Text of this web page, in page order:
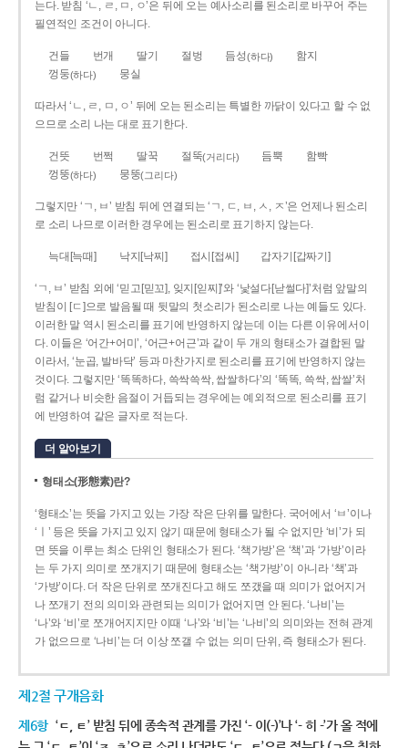
는다. 받침 ‘ㄴ, ㄹ, ㅁ, ㅇ’은 뒤에 오는 예사소리를 된소리로 바꾸어 주는
필연적인 조건이 아니다.
건들 번개 딸기 절벙 듬성(하다)
함지
껑둥(하다) 뭉실
따라서 ‘ㄴ, ㄹ, ㅁ, ㅇ’ 뒤에 오는 된소리는 특별한 까닭이 있다고 할 수 없
으므로 소리 나는 대로 표기한다.
건뜻 번쩍 딸꾹 절뚝(거리다) 듬뿍
함빡
껑뚱(하다) 뭉뚱(그리다)
그렇지만 ‘ㄱ, ㅂ’ 받침 뒤에 연결되는 ‘ㄱ, ㄷ, ㅂ, ㅅ, ㅈ’은 언제나 된소리
로 소리 나므로 이러한 경우에는 된소리로 표기하지 않는다.
늑대[늑때] 낙지[낙찌] 접시[접씨] 갑자기[갑짜기]
‘ㄱ, ㅂ’ 받침 외에 ‘믿고[믿꼬], 잊지[읻찌]’와 ‘낯설다[낟썰다]’처럼 앞말의
받침이 [ㄷ]으로 발음될 때 뒷말의 첫소리가 된소리로 나는 예들도 있다.
이러한 말 역시 된소리를 표기에 반영하지 않는데 이는 다른 이유에서이
다. 이들은 ‘어간+어미’, ‘어근+어근’과 같이 두 개의 형태소가 결합된 말
이라서, ‘눈곱, 발바닥’ 등과 마찬가지로 된소리를 표기에 반영하지 않는
것이다. 그렇지만 ‘똑똑하다, 쓱싹쓱싹, 쌉쌀하다’의 ‘똑똑, 쓱싹, 쌉쌀’처
럼 같거나 비슷한 음절이 거듭되는 경우에는 예외적으로 된소리를 표기
에 반영하여 같은 글자로 적는다.
더 알아보기
형태소(形態素)란?
‘형태소’는 뜻을 가지고 있는 가장 작은 단위를 말한다. 국어에서 ‘ㅂ’이나
‘ㅣ’ 등은 뜻을 가지고 있지 않기 때문에 형태소가 될 수 없지만 ‘비’가 되
면 뜻을 이루는 최소 단위인 형태소가 된다. ‘책가방’은 ‘책’과 ‘가방’이라
는 두 가지 의미로 쪼개지기 때문에 형태소는 ‘책가방’이 아니라 ‘책’과
‘가방’이다. 더 작은 단위로 쪼개진다고 해도 쪼갰을 때 의미가 없어지거
나 쪼개기 전의 의미와 관련되는 의미가 없어지면 안 된다. ‘나비’는
‘나’와 ‘비’로 쪼개어지지만 이때 ‘나’와 ‘비’는 ‘나비’의 의미와는 전혀 관계
가 없으므로 ‘나비’는 더 이상 쪼갤 수 없는 의미 단위, 즉 형태소가 된다.
제2절 구개음화
제6항 ‘ㄷ, ㅌ’ 받침 뒤에 종속적 관계를 가진 ‘- 이(-)’나 ‘- 히 -’가 올 적에